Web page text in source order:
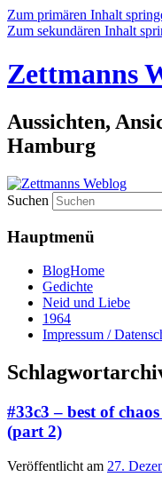
Zum primären Inhalt
Zum sekundären Inhalt
Zettmanns
Aussichten,
Hamburg
Suchen
Hauptmenü
BlogHome
Gedichte
Neid und Liebe
1964
Impressum /
#33c3 – best of
(part 2)
Veröffentlicht am 27.